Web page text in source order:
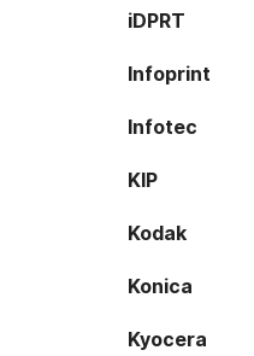
iDPRT
Infoprint
Infotec
KIP
Kodak
Konica
Kyocera